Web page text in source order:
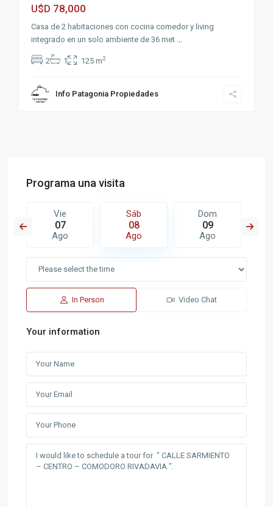
U$D 78,000
Casa de 2 habitaciones con cocina comedor y living
integrado en un solo ambiente de 36 met
2 1 125 m2
Info Patagonia Propiedades
Programa una visita
Vie
07
Ago
Sáb
08
Ago
Dom
09
Ago
In Person Video Chat
Your information